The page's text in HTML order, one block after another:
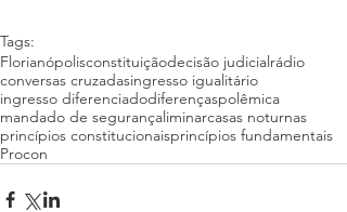
Tags:
Florianópolisconstituiçãodecisão judicialrádio
conversas cruzadasingresso igualitário
ingresso diferenciadodiferençaspolêmica
mandado de segurançaliminarcasas noturnas
princípios constitucionaisprincípios fundamentais
Procon